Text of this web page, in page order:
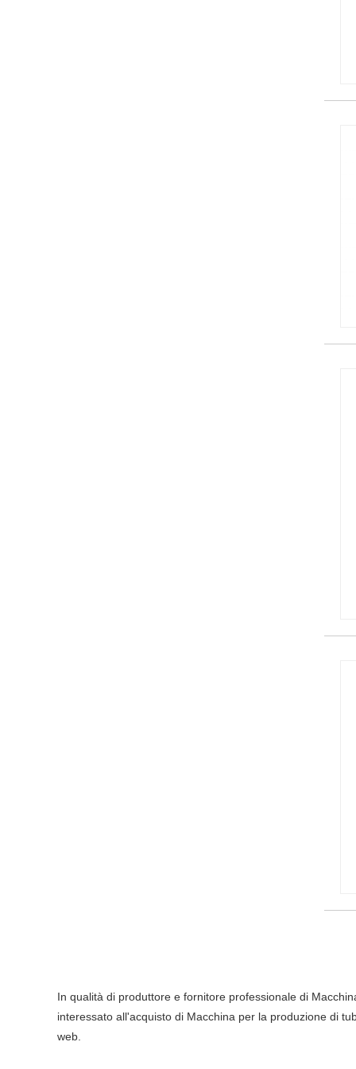
In qualità di produttore e fornitore professionale di
interessato all'acquisto di Macchina per la produzione di
web.